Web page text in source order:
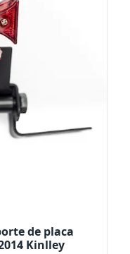
de placa
Kinlley